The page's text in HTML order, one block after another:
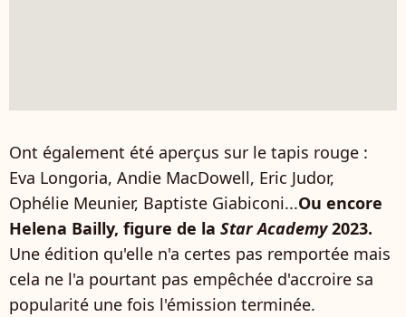
Ont également été aperçus sur le tapis rouge :
Eva Longoria, Andie MacDowell, Eric Judor,
Ophélie Meunier, Baptiste Giabiconi...Ou encore
Helena Bailly, figure de la Star Academy2023.
Une édition qu'elle n'a certes pas remportée mais
cela ne l'a pourtant pas empêchée d'accroire sa
popularité une fois l'émission terminée.